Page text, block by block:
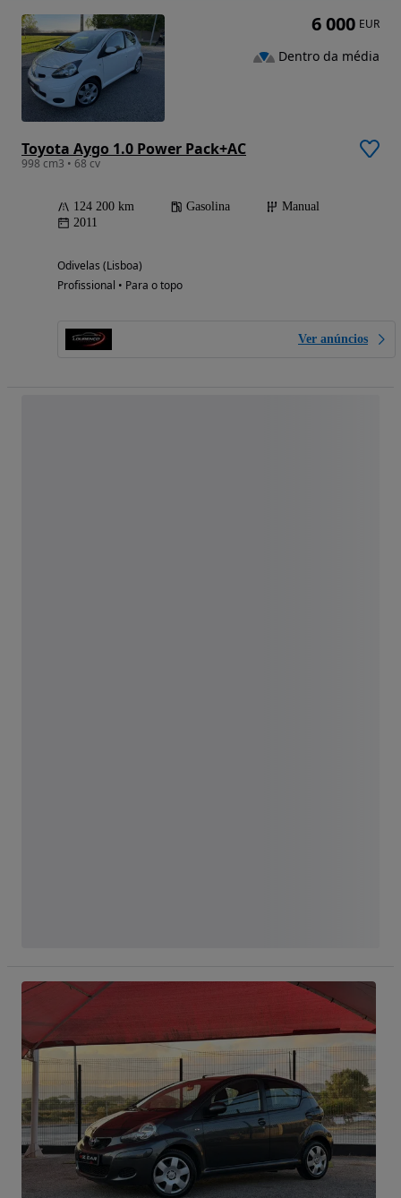
Toyota Aygo 1.0 Power Pack+AC
998 cm3 • 68 cv
124 200 km Gasolina
Manual
2011
Odivelas (Lisboa)
Profissional • Para o topo
Ver anúncios
6 000 EUR
Dentro da média